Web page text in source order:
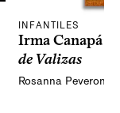
INFANTILES
Irma Canapá
de Valizas
Rosanna Peveroni